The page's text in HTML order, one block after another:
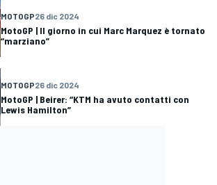
MOTOGP26 dic 2024
MotoGP | Il giorno in cui Marc Marquez è tornato
“marziano”
MOTOGP26 dic 2024
MotoGP | Beirer: “KTM ha avuto contatti con
Lewis Hamilton”